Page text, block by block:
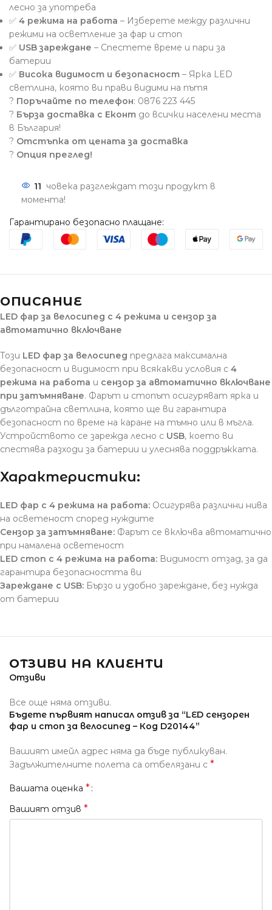
лесно за употреба
✅ 4 режима на работа – Изберете между различни
режими на осветление за фар и стоп
✅ USB зареждане – Спестете време и пари за
батерии
✅ Висока видимост и безопасност – Ярка LED
светлина, която ви прави видими на пътя
? Поръчайте по телефон: 0876 223 445
? Бърза доставка с Еконт до всички населени места
в България!
? Отстъпка от цената за доставка
? Опция преглед!
11 човека разглеждат този продукт в
момента!
Гарантирано безопасно плащане:
ОПИСАНИЕ
LED фар за велосипед с 4 режима и сензор за
автоматично включване
Този LED фар за велосипед предлага максимална
безопасност и видимост при всякакви условия с 4
режима на работа и сензор за автоматично включване
при затъмняване. Фарът и стопът осигуряват ярка и
дълготрайна светлина, която ще ви гарантира
безопасност по време на каране на тъмно или в мъгла.
Устройството се зарежда лесно с USB, което ви
спестява разходи за батерии и улеснява поддръжката.
Характеристики:
LED фар с 4 режима на работа: Осигурява различни нива
на осветеност според нуждите
Сензор за затъмняване: Фарът се включва автоматично
при намалена осветеност
LED стоп с 4 режима на работа: Видимост отзад, за да
гарантира безопасността ви
Зареждане с USB: Бързо и удобно зареждане, без нужда
от батерии
ОТЗИВИ НА КЛИЕНТИ
Отзиви
Все още няма отзиви.
Бъдете първият написал отзив за “LED сензорен
фар и стоп за велосипед – Код D20144”
Вашият имейл адрес няма да бъде публикуван.
Задължителните полета са отбелязани с *
Вашата оценка *
Вашият отзив *